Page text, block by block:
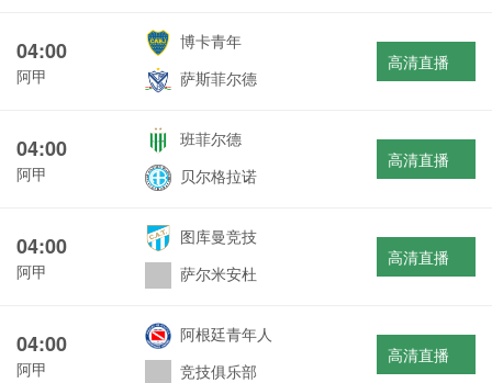
04:00
阿甲
博卡青年
萨斯菲尔德
高清直播
04:00
阿甲
班菲尔德
贝尔格拉诺
高清直播
04:00
阿甲
图库曼竞技
萨尔米安杜
高清直播
04:00
阿甲
阿根廷青年人
竞技俱乐部
高清直播